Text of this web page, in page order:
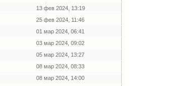
13 фев 2024, 13:19
25 фев 2024, 11:46
01 мар 2024, 06:41
03 мар 2024, 09:02
05 мар 2024, 13:27
08 мар 2024, 08:33
08 мар 2024, 14:00